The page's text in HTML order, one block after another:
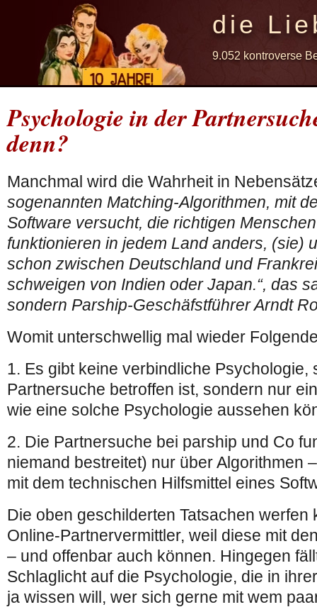
die
9.052 kontroverse
Psychologie in der
denn?
Manchmal wird die Wahrheit in
sogenannten Matching-Algorithmen, mit
Software versucht, die richtigen
funktionieren in jedem Land anders, (sie)
schon zwischen Deutschland und
schweigen von Indien oder Japan.“, das
sondern Parship-Geschäfstführer Arndt
Womit unterschwellig mal wieder
1. Es gibt keine verbindliche Psychologie,
Partnersuche betroffen ist, sondern nur
wie eine solche Psychologie aussehen
2. Die Partnersuche bei parship und Co
niemand bestreitet) nur über Algorithmen
mit dem technischen Hilfsmittel eines
Die oben geschilderten Tatsachen werfen
Online-Partnervermittler, weil diese mit
– und offenbar auch können. Hingegen
Schlaglicht auf die Psychologie, die in
ja wissen will, wer sich gerne mit wem